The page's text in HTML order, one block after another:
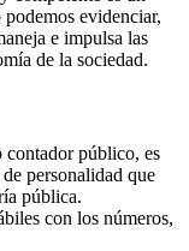
evidenciar,
e impulsa las
de la sociedad.
contador público, es
personalidad que
pública.
con los números,